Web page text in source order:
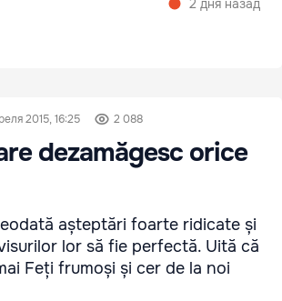
2 дня назад
2015, 16:25 2 088
dezamăgesc orice
așteptări foarte ridicate și
lor să fie perfectă. Uită că
Feți frumoși și cer de la noi